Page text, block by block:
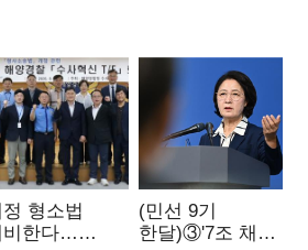
정 형소법
비한다…
(민선 9기
한달)③'7조 채무'